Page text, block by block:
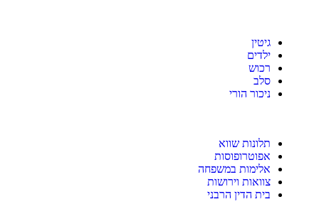
גיטין
ילדים
רכוש
סלב
ניכור הורי
תלונות שווא
אפוטרופוסות
אלימות במשפחה
צוואות וירושות
בית הדין הרבני